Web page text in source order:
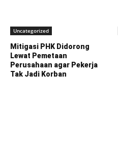
Uncategorized
Mitigasi PHK Didorong
Lewat Pemetaan
Perusahaan agar Pekerja
Tak Jadi Korban